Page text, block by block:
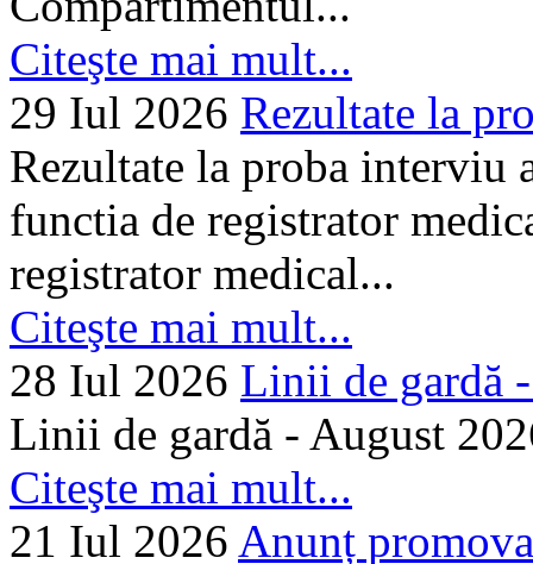
Citeşte mai mult...
29 Iul 2026 Rezultate la
Rezultate la proba interviu
functia de registrator
registrator medical...
Citeşte mai mult...
28 Iul 2026 Linii de gardă
Linii de gardă - August
Citeşte mai mult...
21 Iul 2026 Anunț